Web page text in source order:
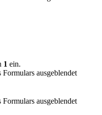
1 ein.
ausgeblendet
ausgeblendet